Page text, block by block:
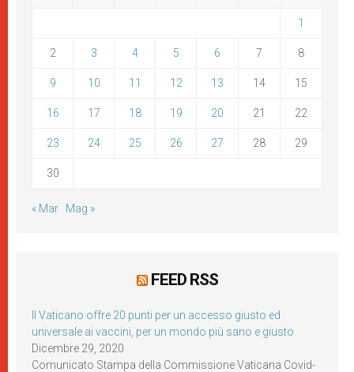
1
2 3 4 5 6 7 8
9 10 11 12 13 14 15
16 17 18 19 20 21 22
23 24 25 26 27 28 29
30
« Mar Mag »
FEED RSS
Il Vaticano offre 20 punti per un accesso giusto ed
universale ai vaccini, per un mondo più sano e giusto
Dicembre 29, 2020
Comunicato Stampa della Commissione Vaticana Covid-